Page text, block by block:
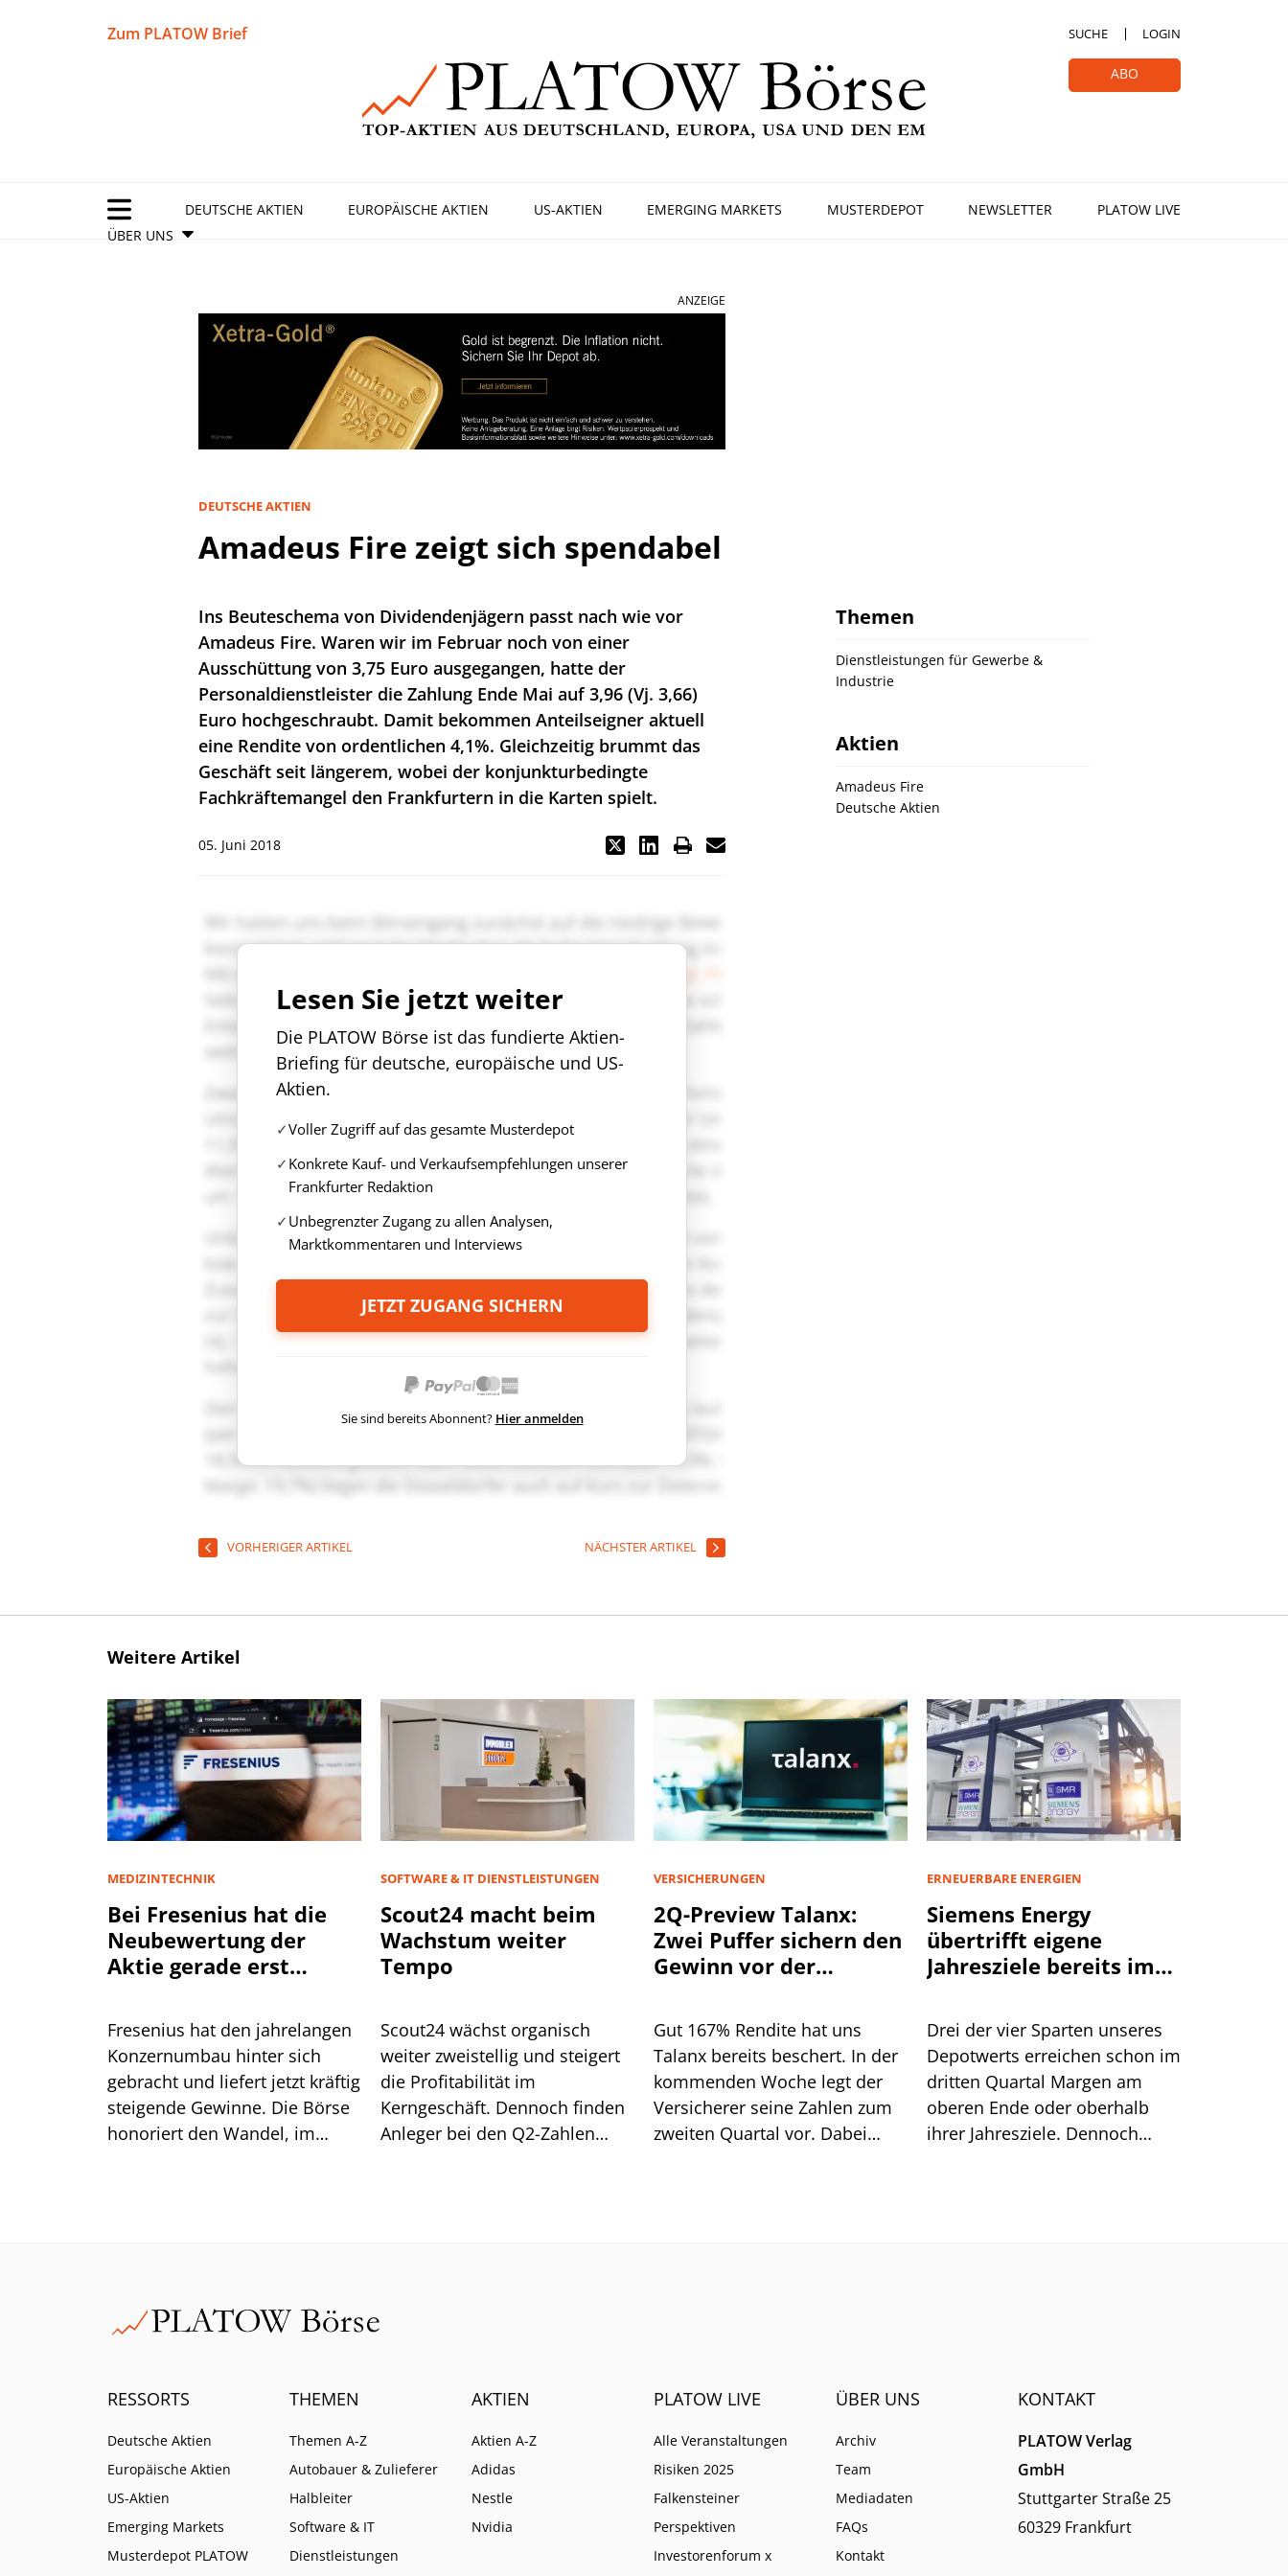
Zum PLATOW Brief SUCHE LOGIN
ABO
DEUTSCHE AKTIEN EUROPÄISCHE AKTIEN US-AKTIEN EMERGING MARKETS MUSTERDEPOT NEWSLETTER
PLATOW LIVE
ÜBER UNS
ANZEIGE
DEUTSCHE AKTIEN
Amadeus Fire zeigt sich spendabel
Ins Beuteschema von Dividendenjägern passt nach wie vor
Amadeus Fire. Waren wir im Februar noch von einer
Ausschüttung von 3,75 Euro ausgegangen, hatte der
Personaldienstleister die Zahlung Ende Mai auf 3,96 (Vj. 3,66)
Euro hochgeschraubt. Damit bekommen Anteilseigner aktuell
eine Rendite von ordentlichen 4,1%. Gleichzeitig brummt das
Geschäft seit längerem, wobei der konjunkturbedingte
Fachkräftemangel den Frankfurtern in die Karten spielt.
05. Juni 2018
Lesen Sie jetzt weiter
Die PLATOW Börse ist das fundierte Aktien-
Briefing für deutsche, europäische und US-
Aktien.
Voller Zugriff auf das gesamte Musterdepot
Konkrete Kauf- und Verkaufsempfehlungen unserer
Frankfurter Redaktion
Unbegrenzter Zugang zu allen Analysen,
Marktkommentaren und Interviews
JETZT ZUGANG SICHERN
Sie sind bereits Abonnent? Hier anmelden
VORHERIGER ARTIKEL NÄCHSTER ARTIKEL
Themen
Dienstleistungen für Gewerbe &
Industrie
Aktien
Amadeus Fire
Deutsche Aktien
Weitere Artikel
MEDIZINTECHNIK
Bei Fresenius hat die
Neubewertung der
Aktie gerade erst
Fresenius hat den jahrelangen
Konzernumbau hinter sich
gebracht und liefert jetzt kräftig
steigende Gewinne. Die Börse
honoriert den Wandel, im
SOFTWARE & IT DIENSTLEISTUNGEN
Scout24 macht beim
Wachstum weiter
Tempo
Scout24 wächst organisch
weiter zweistellig und steigert
die Profitabilität im
Kerngeschäft. Dennoch finden
Anleger bei den Q2-Zahlen
VERSICHERUNGEN
2Q-Preview Talanx:
Zwei Puffer sichern den
Gewinn vor der
Gut 167% Rendite hat uns
Talanx bereits beschert. In der
kommenden Woche legt der
Versicherer seine Zahlen zum
zweiten Quartal vor. Dabei
ERNEUERBARE ENERGIEN
Siemens Energy
übertrifft eigene
Jahresziele bereits im
Drei der vier Sparten unseres
Depotwerts erreichen schon im
dritten Quartal Margen am
oberen Ende oder oberhalb
ihrer Jahresziele. Dennoch
RESSORTS
Deutsche Aktien
Europäische Aktien
US-Aktien
Emerging Markets
Musterdepot PLATOW
THEMEN
Themen A-Z
Autobauer & Zulieferer
Halbleiter
Software & IT
Dienstleistungen
AKTIEN
Aktien A-Z
Adidas
Nestle
Nvidia
PLATOW LIVE
Alle Veranstaltungen
Risiken 2025
Falkensteiner
Perspektiven
Investorenforum x
ÜBER UNS
Archiv
Team
Mediadaten
FAQs
Kontakt
KONTAKT
PLATOW Verlag
GmbH
Stuttgarter Straße 25
60329 Frankfurt